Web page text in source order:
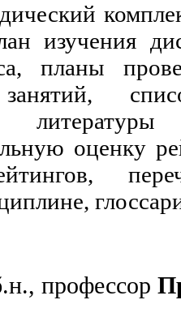
изучения
планы
занятий,
оценку
профессор